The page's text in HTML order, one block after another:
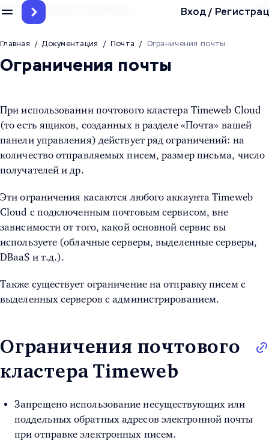
Вход/
Другие услуги и сервисы
Главная / Документация / Почта / Ограничения почты
Ограничения почты
При использовании почтового кластера Timeweb Cloud
(то есть ящиков, созданных в разделе «Почта» вашей
панели управления) действует ряд ограничений: на
количество отправляемых писем, размер письма, число
получателей и др.
Эти ограничения касаются любого аккаунта Timeweb
Cloud с подключенным почтовым сервисом, вне
зависимости от того, какой основной сервис вы
используете (облачные серверы, выделенные серверы,
DBaaS и т.д.).
Также существует ограничение на отправку писем с
выделенных серверов с администрированием.
Ограничения почтового
кластера Timeweb
Запрещено использование несуществующих или
поддельных обратных адресов электронной почты
при отправке электронных писем.